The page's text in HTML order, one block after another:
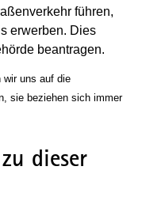
führen,
erwerben. Dies
beantragen.
wir uns auf die
sie beziehen sich immer
dieser